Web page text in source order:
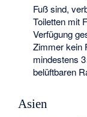
Fuß sind,
Toiletten mit
Verfügung
Zimmer kein
mindestens
belüftbaren
Asien